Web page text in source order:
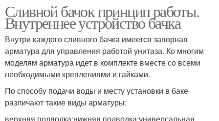
Сливной бачок принцип работы.
Внутреннее устройство бачка
Внутри каждого сливного бачка имеется запорная
арматура для управления работой унитаза. Ко многим
моделям арматура идет в комплекте вместе со всеми
необходимыми креплениями и гайками.
По способу подачи воды и месту установки в баке
различают такие виды арматуры: